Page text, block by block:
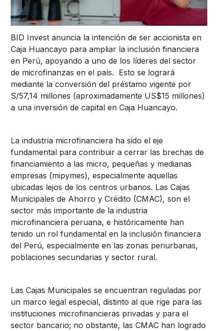
BID Invest anuncia la intención de ser accionista en
Caja Huancayo para ampliar la inclusión financiera
en Perú, apoyando a uno de los líderes del sector
de microfinanzas en el país. Esto se logrará
mediante la conversión del préstamo vigente por
S/57,14 millones (aproximadamente US$15 millones)
a una inversión de capital en Caja Huancayo.
La industria microfinanciera ha sido el eje
fundamental para contribuir a cerrar las brechas de
financiamiento a las micro, pequeñas y medianas
empresas (mipymes), especialmente aquellas
ubicadas lejos de los centros urbanos. Las Cajas
Municipales de Ahorro y Crédito (CMAC), son el
sector más importante de la industria
microfinanciera peruana, e históricamente han
tenido un rol fundamental en la inclusión financiera
del Perú, especialmente en las zonas periurbanas,
poblaciones secundarias y sector rural.
Las Cajas Municipales se encuentran reguladas por
un marco legal especial, distinto al que rige para las
instituciones microfinancieras privadas y para el
sector bancario; no obstante, las CMAC han logrado